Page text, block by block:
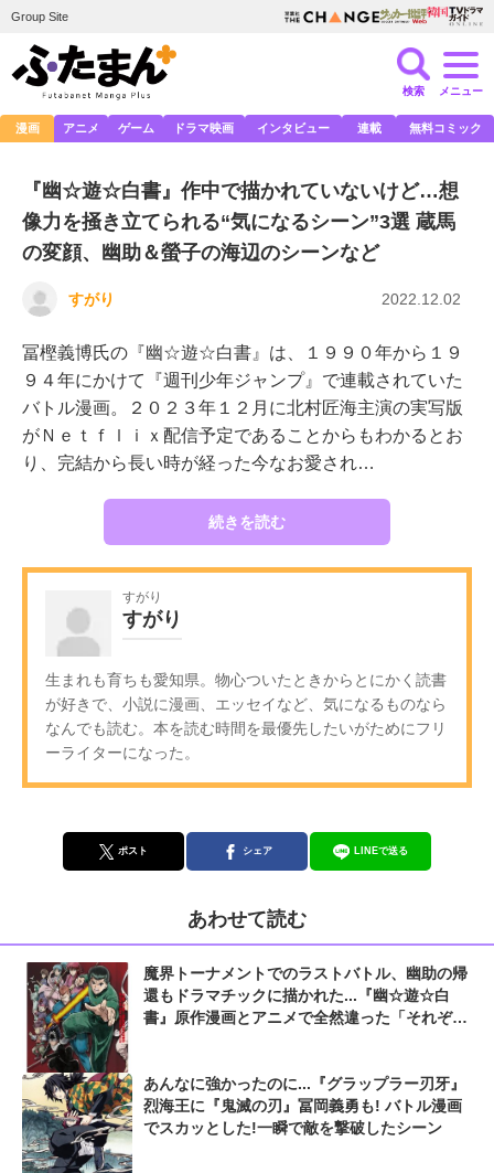
Group Site
検索 メニュー
漫画 アニメ ゲーム ドラマ映画 インタビュー 連載 無料コミック
『幽☆遊☆白書』作中で描かれていないけど…想
像力を掻き立てられる“気になるシーン”3選 蔵馬
の変顔、幽助＆螢子の海辺のシーンなど
すがり 2022.12.02
冨樫義博氏の『幽☆遊☆白書』は、１９９０年から１９
９４年にかけて『週刊少年ジャンプ』で連載されていた
バトル漫画。２０２３年１２月に北村匠海主演の実写版
がＮｅｔｆｌｉｘ配信予定であることからもわかるとお
り、完結から長い時が経った今なお愛され…
続きを読む
すがり
すがり
生まれも育ちも愛知県。物心ついたときからとにかく読書
が好きで、小説に漫画、エッセイなど、気になるものなら
なんでも読む。本を読む時間を最優先したいがためにフリ
ーライターになった。
ポスト シェア LINEで送る
あわせて読む
魔界トーナメントでのラストバトル、幽助の帰
還もドラマチックに描かれた...『幽☆遊☆白
書』原作漫画とアニメで全然違った「それぞれ
あんなに強かったのに...『グラップラー刃牙』
烈海王に『鬼滅の刃』冨岡義勇も! バトル漫画
でスカッとした!一瞬で敵を撃破したシーン